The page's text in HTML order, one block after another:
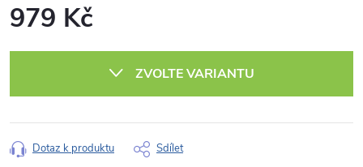
979 Kč
ZVOLTE VARIANTU
Dotaz k produktu Sdílet